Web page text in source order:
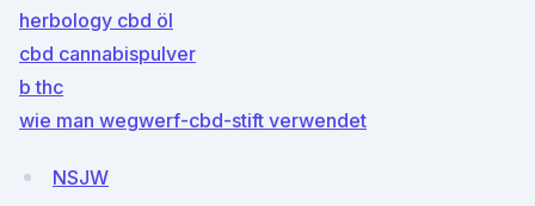
herbology cbd öl
cbd cannabispulver
b thc
wie man wegwerf-cbd-stift verwendet
NSJW